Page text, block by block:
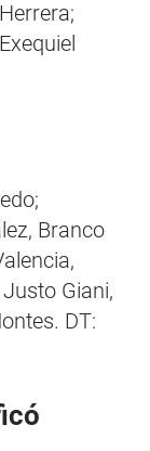
Branco
Giani,
DT: